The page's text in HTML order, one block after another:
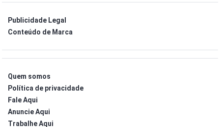
Publicidade Legal
Conteúdo de Marca
Quem somos
Política de privacidade
Fale Aqui
Anuncie Aqui
Trabalhe Aqui